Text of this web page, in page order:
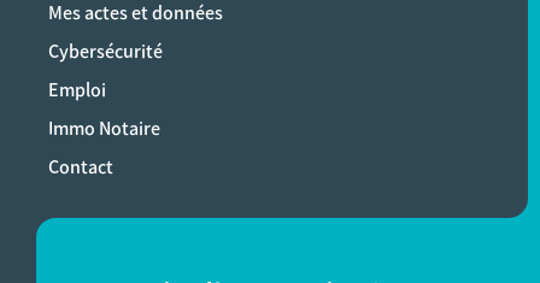
Mes actes et données
Cybersécurité
Emploi
Immo Notaire
Contact